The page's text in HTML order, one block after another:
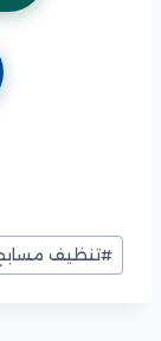
وسوم
المقال:
#تنظيف